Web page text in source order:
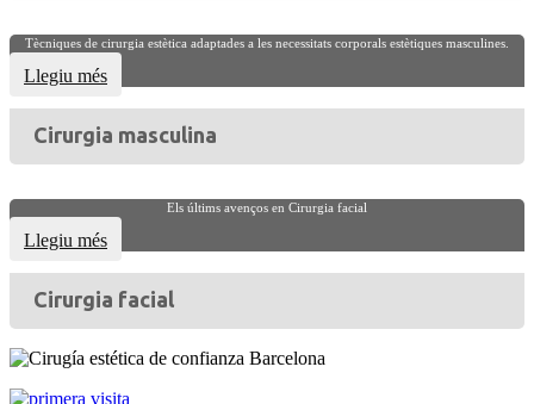
Tècniques de cirurgia estètica adaptades a les necessitats corporals estètiques masculines.
Llegiu més
Cirurgia masculina
Els últims avenços en Cirurgia facial
Llegiu més
Cirurgia facial